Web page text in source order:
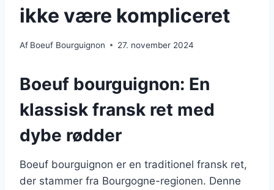
ikke være kompliceret
Af Boeuf Bourguignon 27. november 2024
Boeuf bourguignon: En
klassisk fransk ret med
dybe rødder
Boeuf bourguignon er en traditionel fransk ret,
der stammer fra Bourgogne-regionen. Denne